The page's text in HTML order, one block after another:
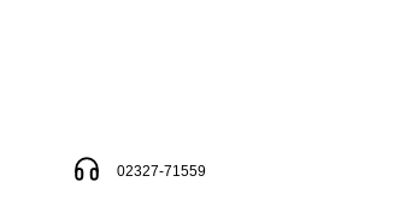
02327-71559